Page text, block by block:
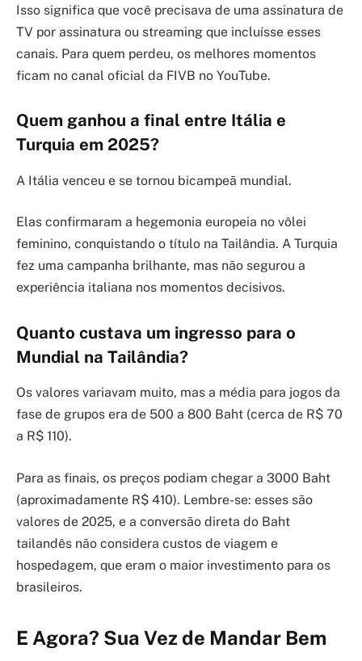
Isso significa que você precisava de uma assinatura de
TV por assinatura ou streaming que incluísse esses
canais. Para quem perdeu, os melhores momentos
ficam no canal oficial da FIVB no YouTube.
Quem ganhou a final entre Itália e
Turquia em 2025?
A Itália venceu e se tornou bicampeã mundial.
Elas confirmaram a hegemonia europeia no vôlei
feminino, conquistando o título na Tailândia. A Turquia
fez uma campanha brilhante, mas não segurou a
experiência italiana nos momentos decisivos.
Quanto custava um ingresso para o
Mundial na Tailândia?
Os valores variavam muito, mas a média para jogos da
fase de grupos era de 500 a 800 Baht (cerca de R$ 70
a R$ 110).
Para as finais, os preços podiam chegar a 3000 Baht
(aproximadamente R$ 410). Lembre-se: esses são
valores de 2025, e a conversão direta do Baht
tailandês não considera custos de viagem e
hospedagem, que eram o maior investimento para os
brasileiros.
E Agora? Sua Vez de Mandar Bem